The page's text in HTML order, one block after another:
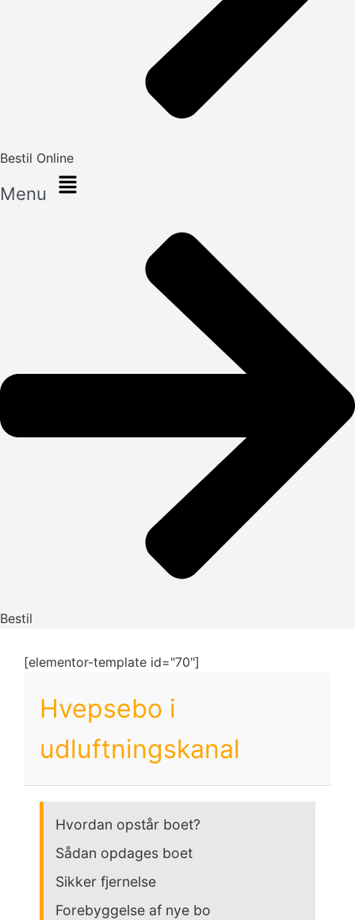
Bestil Online
Menu
Bestil
[elementor-template id="70"]
Hvepsebo i
udluftningskanal
Hvordan opstår boet?
Sådan opdages boet
Sikker fjernelse
Forebyggelse af nye bo